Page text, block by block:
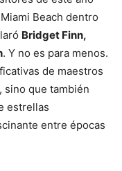
Beach dentro
Bridget Finn,
. Y no es para menos.
de maestros
sino que también
estrellas
entre épocas